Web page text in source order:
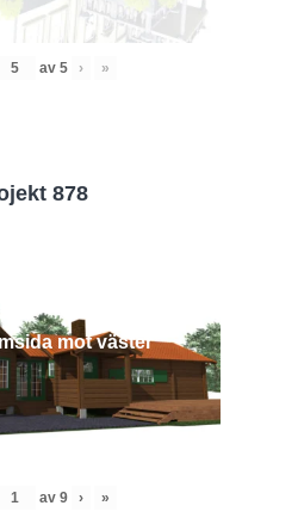
av 5 › »
878
mot väster
av 9 › »